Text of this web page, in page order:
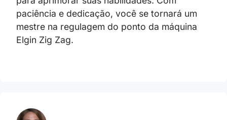
paciência e dedicação, você se tornará um
mestre na regulagem do ponto da máquina
Elgin Zig Zag.